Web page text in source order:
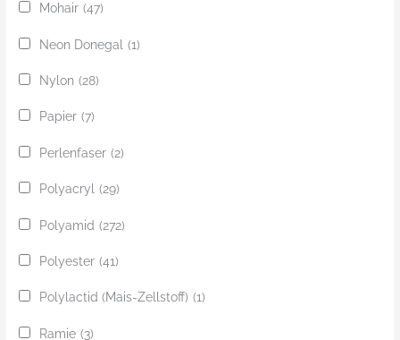
Mohair (47)
Neon Donegal (1)
Nylon (28)
Papier (7)
Perlenfaser (2)
Polyacryl (29)
Polyamid (272)
Polyester (41)
Polylactid (Mais-Zellstoff) (1)
Ramie (3)